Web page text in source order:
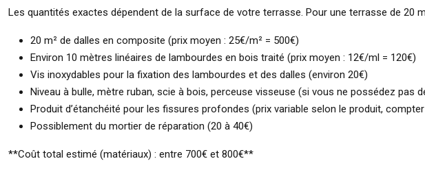
Les quantités exactes dépendent de la surface de votre terrasse. Pour une terrasse de 20
20 m² de dalles en composite (prix moyen : 25€/m² = 500€)
Environ 10 mètres linéaires de lambourdes en bois traité (prix moyen : 12€/ml = 120€)
Vis inoxydables pour la fixation des lambourdes et des dalles (environ 20€)
Niveau à bulle, mètre ruban, scie à bois, perceuse visseuse (si vous ne possédez pas
Produit d’étanchéité pour les fissures profondes (prix variable selon le produit,
Possiblement du mortier de réparation (20 à 40€)
**Coût total estimé (matériaux) : entre 700€ et 800€**